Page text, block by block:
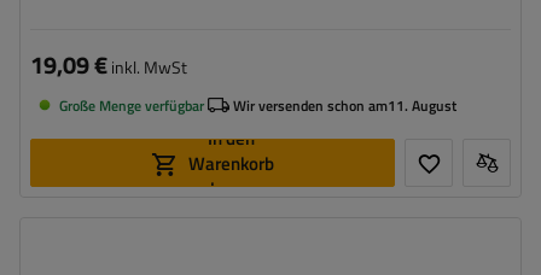
19,09 €inkl. MwSt
Große Menge verfügbar Wir versenden schon am11. August
In den
Warenkorb
legen